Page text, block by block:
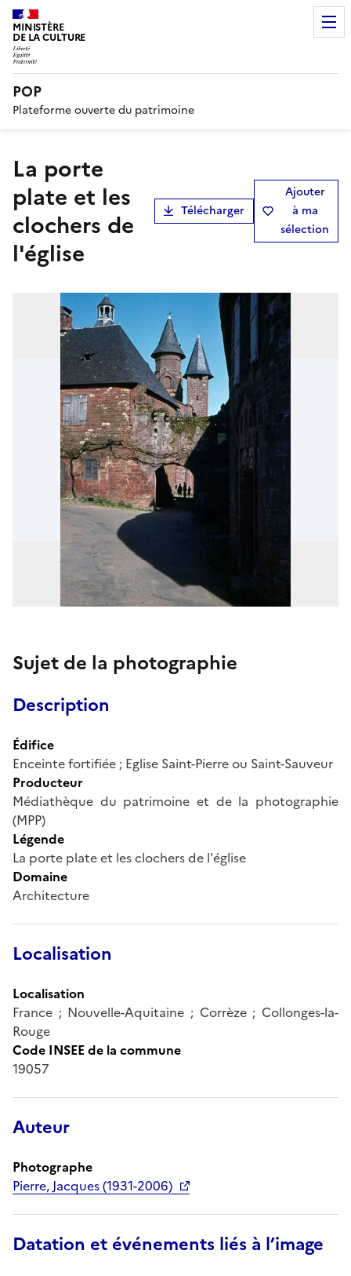
MINISTÈRE
DE LA CULTURE
POP
Plateforme ouverte du patrimoine
La porte
plate et les
clochers de
l'église
Télécharger
Ajouter
à ma
sélection
Sujet de la photographie
Description
Édifice
Enceinte fortifiée ; Eglise Saint-Pierre ou Saint-Sauveur
Producteur
Médiathèque du patrimoine et de la photographie
(MPP)
Légende
La porte plate et les clochers de l'église
Domaine
Architecture
Localisation
Localisation
France ; Nouvelle-Aquitaine ; Corrèze ; Collonges-la-
Rouge
Code INSEE de la commune
19057
Auteur
Photographe
Pierre, Jacques (1931-2006)
Datation et événements liés à l’image